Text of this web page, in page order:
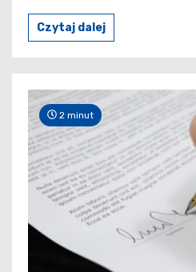
Czytaj dalej
2 minut